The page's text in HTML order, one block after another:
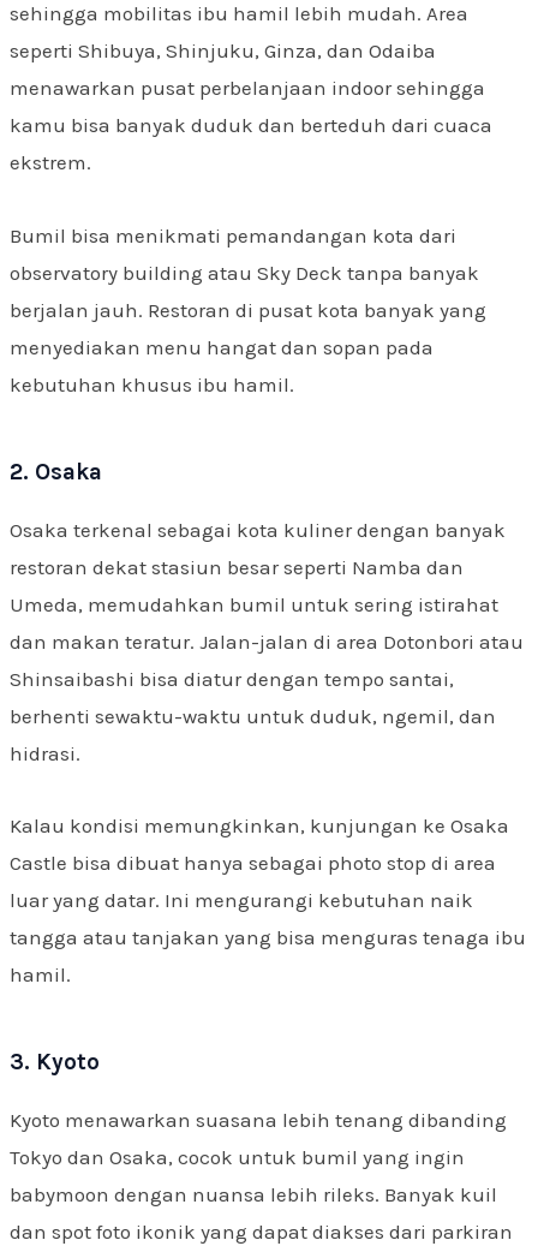
sehingga mobilitas ibu hamil lebih mudah. Area
seperti Shibuya, Shinjuku, Ginza, dan Odaiba
menawarkan pusat perbelanjaan indoor sehingga
kamu bisa banyak duduk dan berteduh dari cuaca
ekstrem.
Bumil bisa menikmati pemandangan kota dari
observatory building atau Sky Deck tanpa banyak
berjalan jauh. Restoran di pusat kota banyak yang
menyediakan menu hangat dan sopan pada
kebutuhan khusus ibu hamil.
2. Osaka
Osaka terkenal sebagai kota kuliner dengan banyak
restoran dekat stasiun besar seperti Namba dan
Umeda, memudahkan bumil untuk sering istirahat
dan makan teratur. Jalan-jalan di area Dotonbori atau
Shinsaibashi bisa diatur dengan tempo santai,
berhenti sewaktu-waktu untuk duduk, ngemil, dan
hidrasi.
Kalau kondisi memungkinkan, kunjungan ke Osaka
Castle bisa dibuat hanya sebagai photo stop di area
luar yang datar. Ini mengurangi kebutuhan naik
tangga atau tanjakan yang bisa menguras tenaga ibu
hamil.
3. Kyoto
Kyoto menawarkan suasana lebih tenang dibanding
Tokyo dan Osaka, cocok untuk bumil yang ingin
babymoon dengan nuansa lebih rileks. Banyak kuil
dan spot foto ikonik yang dapat diakses dari parkiran